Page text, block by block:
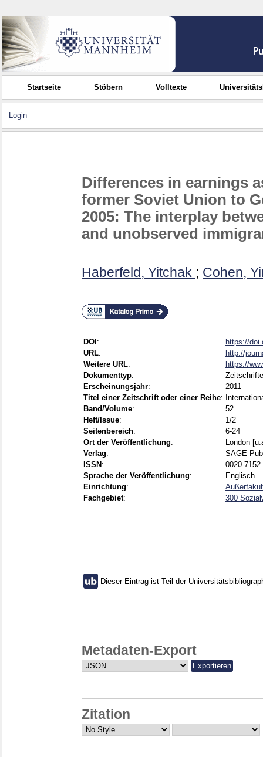
Startseite Stöbern Volltexte
Login
Differences in earnings
former Soviet Union to
2005: The interplay
and unobserved
Haberfeld, Yitchak ; Cohen,
DOI :
https://
URL:
http://
Weitere URL:
https://
Dokumenttyp:
Erscheinungsjahr:
2011
Titel einer Zeitschrift oder einer Reihe:
Band/Volume:
52
Heft/Issue:
1/2
Seitenbereich:
6-24
Ort der Veröffentlichung:
London
Verlag:
SAGE
ISSN :
0020-
Sprache der Veröffentlichung:
Englisch
Einrichtung:
Fachgebiet: 300
Dieser Eintrag ist Teil der
Metadaten-Export
Zitation